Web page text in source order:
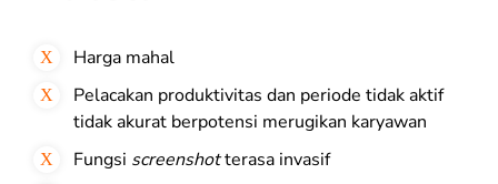
Harga mahal
Pelacakan produktivitas dan periode tidak aktif
tidak akurat berpotensi merugikan karyawan
Fungsi screenshotterasa invasif